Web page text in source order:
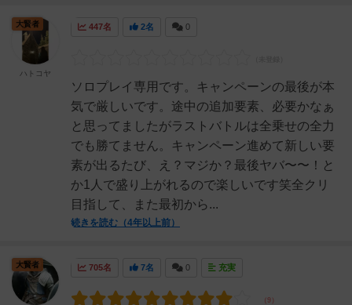
447名 2名 0
ソロプレイ専用です。キャンペーンの最後が本
気で厳しいです。途中の追加要素、必要かなぁ
と思ってましたがラストバトルは全乗せの全力
でも勝てません。キャンペーン進めて新しい要
素が出るたび、え？マジか？最後ヤバ〜〜！と
か1人で盛り上がれるので楽しいです笑全クリ
目指して、また最初から...
続きを読む（4年以上前）
大賢者
ハトコヤ
705名 7名 0 充実
大賢者